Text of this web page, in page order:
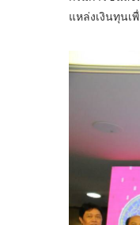
แหล่งเงินทุนเ